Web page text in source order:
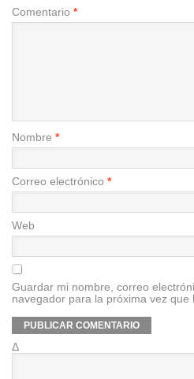
Comentario *
Nombre *
Correo electrónico *
Web
Guardar mi nombre, correo
navegador para la próxima vez que
Δ